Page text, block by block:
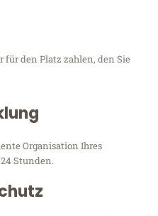
für den Platz zahlen, den Sie
Organisation Ihres
Stunden.